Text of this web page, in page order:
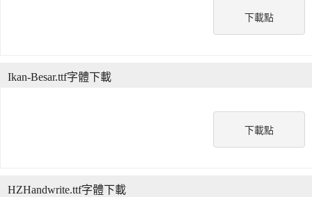
下載點
下載點
Ikan-Besar.ttf字體下載
HZHandwrite.ttf字體下載